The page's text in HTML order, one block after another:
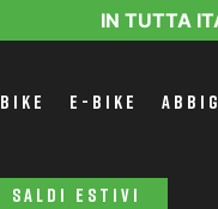
IN TUTTA
BIKE E-BIKE
SALDI ESTIVI